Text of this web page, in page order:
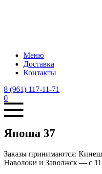
Меню
Доставка
Контакты
8 (961) 117-11-71
0
Япоша 37
Заказы принимаются:
Наволоки и Заволжск — с